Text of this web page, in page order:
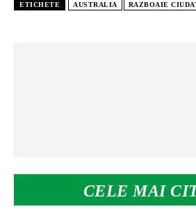
CELE MAI
ETICHETE AUSTRALIA RAZBOAIE